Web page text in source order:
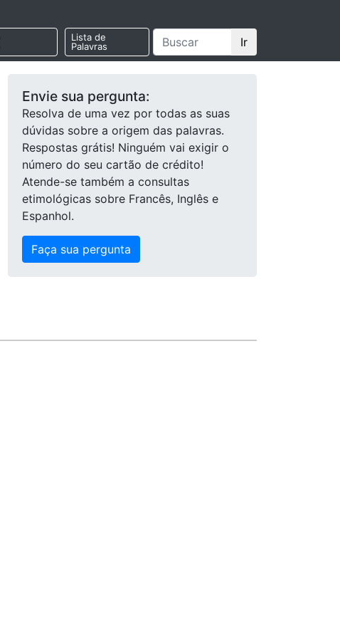
Lista de
Palavras
Ir
Envie sua pergunta:
Resolva de uma vez por todas as suas
dúvidas sobre a origem das palavras.
Respostas grátis! Ninguém vai exigir o
número do seu cartão de crédito!
Atende-se também a consultas
etimológicas sobre Francês, Inglês e
Espanhol.
Faça sua pergunta